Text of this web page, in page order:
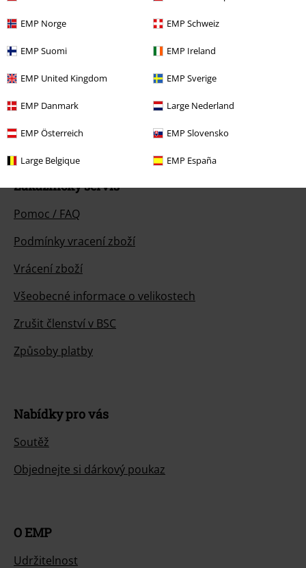
EMP Norge EMP Schweiz
EMP Suomi EMP Ireland
EMP United Kingdom EMP Sverige
EMP Danmark Large Nederland
EMP Österreich EMP Slovensko
Large Belgique EMP España
Náš zákaznický servis je tu pro vás
Zákaznícky servis
Pomoc / FAQ
Podmínky vracení zboží
Vrácení zboží
Všeobecné informace o velikostech
Zrušit členství v BSC
Způsoby platby
Nabídky pro vás
Soutěž
Objednejte si dárkový poukaz
O EMP
Udržitelnost